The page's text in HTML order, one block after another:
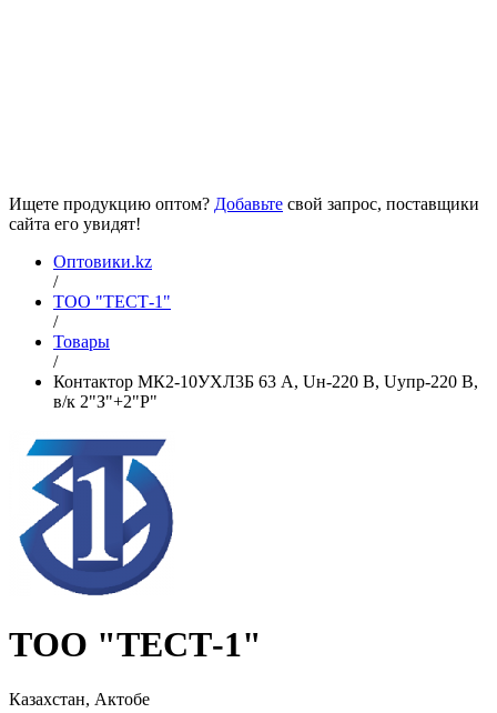
Ищете продукцию оптом? Добавьте свой запрос, поставщики
сайта его увидят!
Оптовики.kz
/
ТОО "ТЕСТ-1"
/
Товары
/
Контактор МК2-10УХЛ3Б 63 А, Uн-220 В, Uупр-220 В,
в/к 2"З"+2"Р"
ТОО "ТЕСТ-1"
Казахстан, Актобе